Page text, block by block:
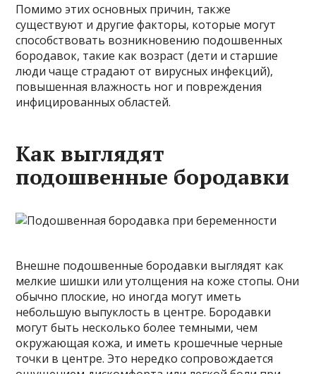
Помимо этих основных причин, также
существуют и другие факторы, которые могут
способствовать возникновению подошвенных
бородавок, такие как возраст (дети и старшие
люди чаще страдают от вирусных инфекций),
повышенная влажность ног и повреждения
инфицированных областей.
Как выглядят
подошвенные бородавки
Внешне подошвенные бородавки выглядят как
мелкие шишки или утолщения на коже стопы. Они
обычно плоские, но иногда могут иметь
небольшую выпуклость в центре. Бородавки
могут быть несколько более темными, чем
окружающая кожа, и иметь крошечные черные
точки в центре. Это нередко сопровождается